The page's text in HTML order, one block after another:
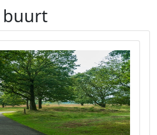
buurt